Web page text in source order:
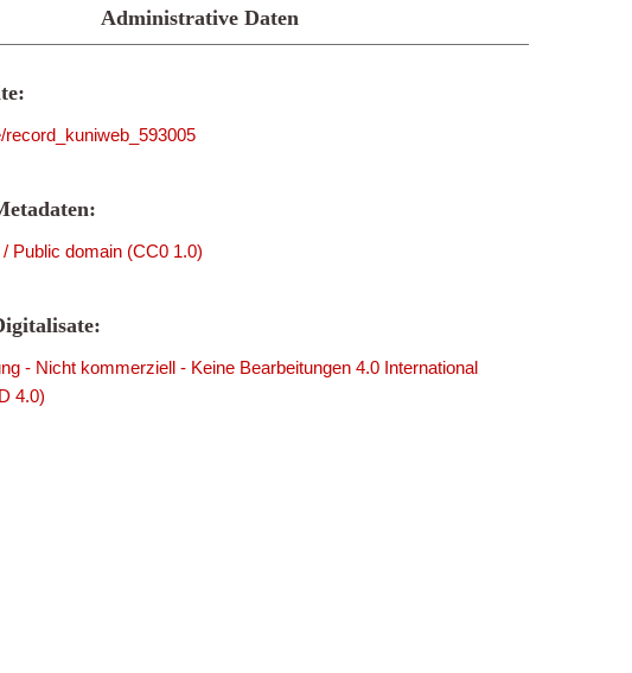
Administrative Daten
record_kuniweb_593005
Public domain (CC0 1.0)
- Nicht kommerziell - Keine Bearbeitungen 4.0 International
4.0)